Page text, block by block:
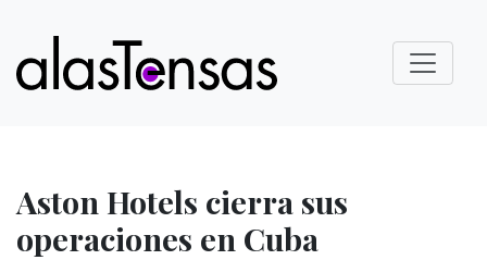
Aston Hotels cierra sus
operaciones en Cuba